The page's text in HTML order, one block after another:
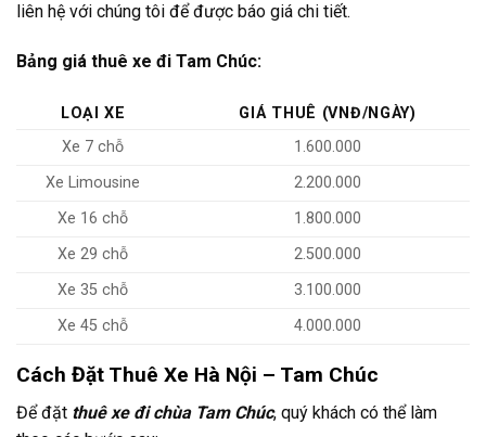
liên hệ với chúng tôi để được báo giá chi tiết.
Bảng giá thuê xe đi Tam Chúc:
LOẠI XE
GIÁ THUÊ (VNĐ/NGÀY)
Xe 7 chỗ
1.600.000
Xe Limousine
2.200.000
Xe 16 chỗ
1.800.000
Xe 29 chỗ
2.500.000
Xe 35 chỗ
3.100.000
Xe 45 chỗ
4.000.000
Cách Đặt Thuê Xe Hà Nội – Tam Chúc
Để đặt thuê xe đi chùa Tam Chúc, quý khách có thể làm